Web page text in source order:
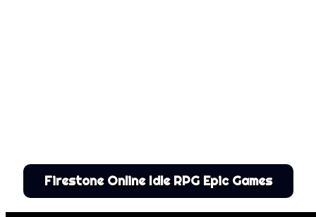
Firestone Online Idle RPG Epic Games